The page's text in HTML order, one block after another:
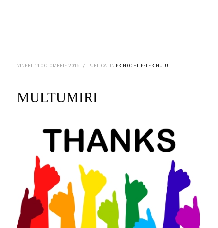
VINERI, 14 OCTOMBRIE 2016 / PUBLICAT IN PRIN OCHII PELERINULUI
MULTUMIRI